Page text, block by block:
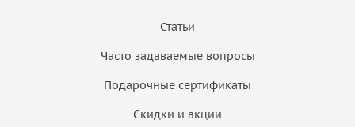
Статьи
Часто задаваемые вопросы
Подарочные сертификаты
Скидки и акции